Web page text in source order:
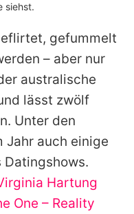
siehst.
gefummelt
– aber nur
australische
lässt zwölf
Unter den
Jahr auch einige
Datingshows.
Hartung
One – Reality